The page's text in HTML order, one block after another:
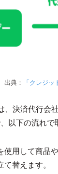
出典： 「クレジ
、決済代行会
以下の流れで
用して商品
替えます。